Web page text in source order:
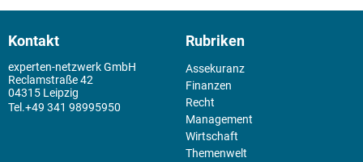
Kontakt
experten-netzwerk GmbH
Reclamstraße 42
04315 Leipzig
+49 341 98995950
Rubriken
Assekuranz
Finanzen
Recht
Management
Wirtschaft
Themenwelt